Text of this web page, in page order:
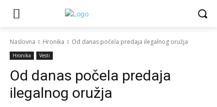
Naslovna Hronika Od danas počela predaja ilegalnog oružja
Hronika Vesti
Od danas počela predaja
ilegalnog oružja